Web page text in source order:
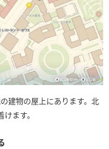
建物の屋上にあります。北
ます。